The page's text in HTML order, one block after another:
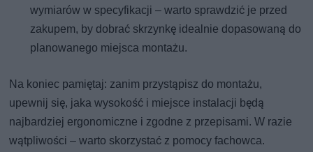
wymiarów w specyfikacji – warto sprawdzić je przed
zakupem, by dobrać skrzynkę idealnie dopasowaną do
planowanego miejsca montażu.
Na koniec pamiętaj: zanim przystąpisz do montażu,
upewnij się, jaka wysokość i miejsce instalacji będą
najbardziej ergonomiczne i zgodne z przepisami. W razie
wątpliwości – warto skorzystać z pomocy fachowca.